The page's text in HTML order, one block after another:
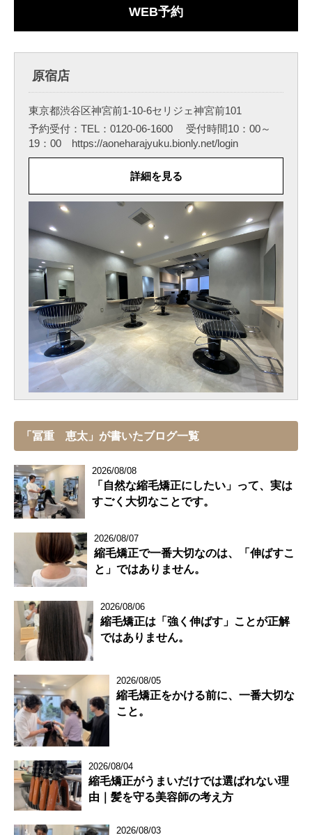
WEB予約
原宿店
東京都渋谷区神宮前1-10-6セリジェ神宮前101
予約受付：TEL：0120-06-1600 受付時間10：00～
19：00 https://aoneharajyuku.bionly.net/login
詳細を見る
「冨重 恵太」が書いたブログ一覧
2026/08/08
「自然な縮毛矯正にしたい」って、実は
すごく大切なことです。
2026/08/07
縮毛矯正で一番大切なのは、「伸ばすこ
と」ではありません。
2026/08/06
縮毛矯正は「強く伸ばす」ことが正解
ではありません。
2026/08/05
縮毛矯正をかける前に、一番大切な
こと。
2026/08/04
縮毛矯正がうまいだけでは選ばれない理
由｜髪を守る美容師の考え方
2026/08/03